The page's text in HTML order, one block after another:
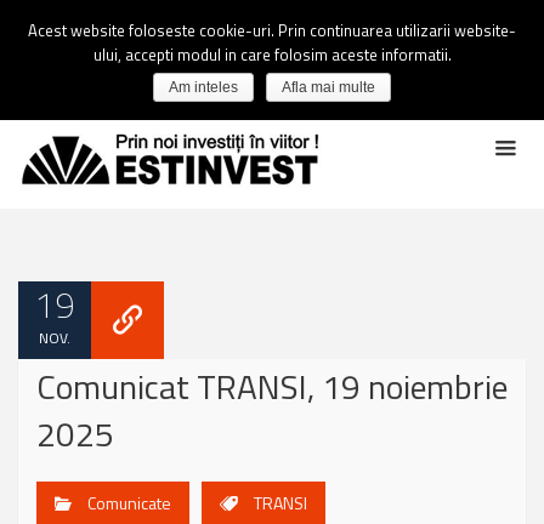
19
NOV.
Comunicat TRANSI, 19 noiembrie
2025
Comunicate TRANSI
Acest website foloseste cookie-uri. Prin continuarea utilizarii website-
ului, accepti modul in care folosim aceste informatii.
Am inteles Afla mai multe